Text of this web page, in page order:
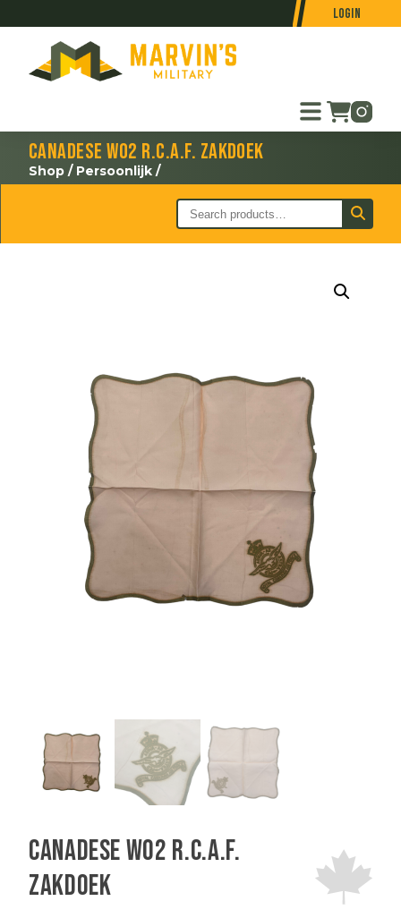
Login
Canadese WO2 R.C.A.F. zakdoek
Shop / Persoonlijk /
Canadese WO2 R.C.A.F.
zakdoek